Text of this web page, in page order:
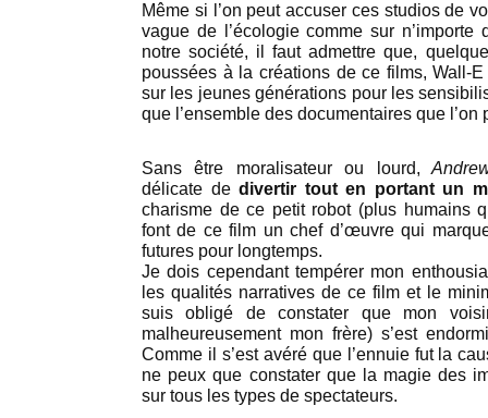
Même si l’on peut accuser ces studios de
vague de l’écologie comme sur
notre société, il faut admettre que,
poussées à la créations de ce films, Wall-
sur les jeunes générations pour les
que l’ensemble des documentaires que l’on
Sans être moralisateur ou lourd,
délicate dedivertir tout en portant un
charisme de ce petit robot (plus humains
font de ce film un chef d’œuvre qui
futures pour longtemps.
Je dois cependant tempérer mon
les qualités narratives de ce film et le
suis obligé de constater que mon
malheureusement mon frère) s’est
Comme il s’est avéré que l’ennuie fut la
ne peux que constater que la magie des
sur tous les types de spectateurs.